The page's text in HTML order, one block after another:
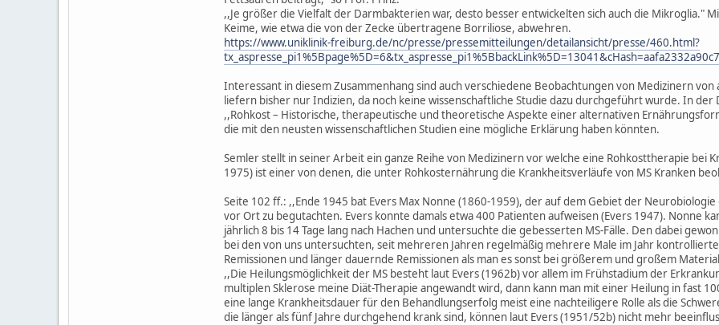
,,Je größer die Vielfalt der Darmbakterien war, desto besser entwickelten sich auch die Mikroglia."
Keime, wie etwa die von der Zecke übertragene Borriliose, abwehren.
https://www.uniklinik-freiburg.de/nc/presse/pressemitteilungen/detailansicht/presse/460.html?
Interessant in diesem Zusammenhang sind auch verschiedene Beobachtungen von Medizinern
liefern bisher nur Indizien, da noch keine wissenschaftliche Studie dazu durchgeführt wurde. In der
,,Rohkost – Historische, therapeutische und theoretische Aspekte einer alternativen
die mit den neusten wissenschaftlichen Studien eine mögliche Erklärung haben könnten.
Semler stellt in seiner Arbeit ein ganze Reihe von Medizinern vor welche eine Rohkosttherapie bei
1975) ist einer von denen, die unter Rohkosternährung die Krankheitsverläufe von MS Kranken
Seite 102 ff.: ,,Ende 1945 bat Evers Max Nonne (1860-1959), der auf dem Gebiet der
vor Ort zu begutachten. Evers konnte damals etwa 400 Patienten aufweisen (Evers 1947). Nonne
jährlich 8 bis 14 Tage lang nach Hachen und untersuchte die gebesserten MS-Fälle. Den dabei
bei den von uns untersuchten, seit mehreren Jahren regelmäßig mehrere Male im Jahr
Remissionen und länger dauernde Remissionen als man es sonst bei größerem und großem
,,Die Heilungsmöglichkeit der MS besteht laut Evers (1962b) vor allem im Frühstadium der
multiplen Sklerose meine Diät-Therapie angewandt wird, dann kann man mit einer Heilung in fast
eine lange Krankheitsdauer für den Behandlungserfolg meist eine nachteiligere Rolle als die
die länger als fünf Jahre durchgehend krank sind, können laut Evers (1951/52b) nicht mehr